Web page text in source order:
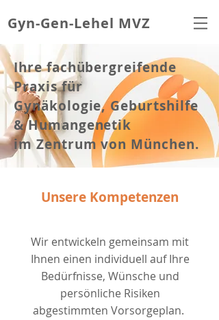
Gyn-Gen-Lehel MVZ
Ihre fachübergreifende
Praxis für
Gynäkologie, Geburtshilfe
& Humangenetik
im Zentrum von München.
Unsere Kompetenzen
Wir entwickeln gemeinsam mit
Ihnen einen individuell auf Ihre
Bedürfnisse, Wünsche und
persönliche Risiken
abgestimmten Vorsorgeplan.